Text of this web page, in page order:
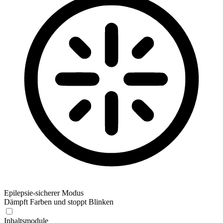
Epilepsie-sicherer Modus
Dämpft Farben und stoppt Blinken
Inhaltsmodule